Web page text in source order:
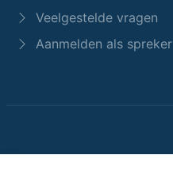
Veelgestelde vragen
Aanmelden als spreker